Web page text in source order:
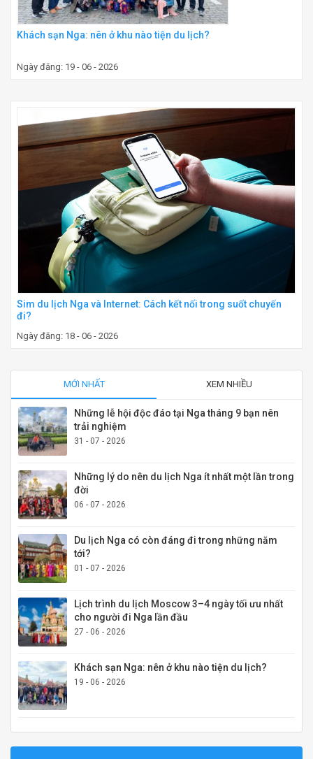
Khách sạn Nga: nên ở khu nào tiện du lịch?
Ngày đăng: 19 - 06 - 2026
Sim du lịch Nga và Internet: Cách kết nối trong suốt chuyến
đi?
Ngày đăng: 18 - 06 - 2026
MỚI NHẤT XEM NHIỀU
Những lễ hội độc đáo tại Nga tháng 9 bạn nên
trải nghiệm
31 - 07 - 2026
Những lý do nên du lịch Nga ít nhất một lần trong
đời
06 - 07 - 2026
Du lịch Nga có còn đáng đi trong những năm
tới?
01 - 07 - 2026
Lịch trình du lịch Moscow 3–4 ngày tối ưu nhất
cho người đi Nga lần đầu
27 - 06 - 2026
Khách sạn Nga: nên ở khu nào tiện du lịch?
19 - 06 - 2026